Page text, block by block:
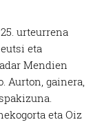
urteurrena
eta
Mendien
Aurton, gainera,
eta Oiz